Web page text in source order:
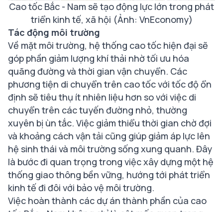
Cao tốc Bắc - Nam sẽ tạo động lực lớn trong phát
triển kinh tế, xã hội (Ảnh: VnEconomy)
Tác động môi trường
Về mặt môi trường, hệ thống cao tốc hiện đại sẽ
góp phần giảm lượng khí thải nhờ tối ưu hóa
quãng đường và thời gian vận chuyển. Các
phương tiện di chuyển trên cao tốc với tốc độ ổn
định sẽ tiêu thụ ít nhiên liệu hơn so với việc di
chuyển trên các tuyến đường nhỏ, thường
xuyên bị ùn tắc. Việc giảm thiểu thời gian chờ đợi
và khoảng cách vận tải cũng giúp giảm áp lực lên
hệ sinh thái và môi trường sống xung quanh. Đây
là bước đi quan trọng trong việc xây dựng một hệ
thống giao thông bền vững, hướng tới phát triển
kinh tế đi đôi với bảo vệ môi trường.
Việc hoàn thành các dự án thành phần của cao